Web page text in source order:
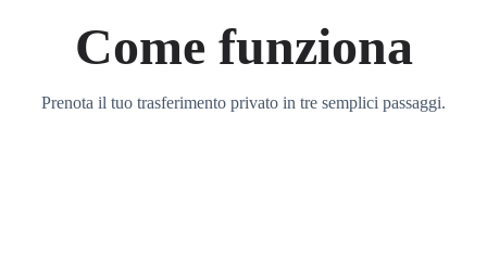
Come funziona
Prenota il tuo trasferimento privato in tre semplici passaggi.